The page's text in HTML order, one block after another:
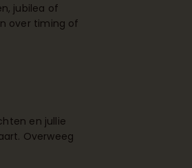
jubilea of
over timing of
en jullie
Overweeg